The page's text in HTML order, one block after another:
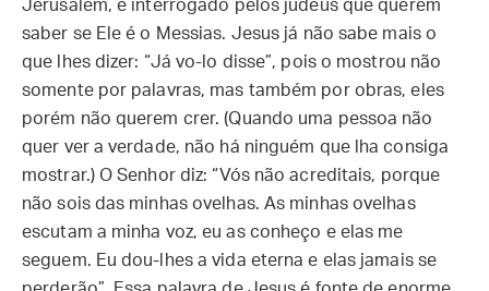
Jerusalém, é interrogado pelos judeus que querem
saber se Ele é o Messias. Jesus já não sabe mais o
que lhes dizer: “Já vo-lo disse”, pois o mostrou não
somente por palavras, mas também por obras, eles
porém não querem crer. (Quando uma pessoa não
quer ver a verdade, não há ninguém que lha consiga
mostrar.) O Senhor diz: “Vós não acreditais, porque
não sois das minhas ovelhas. As minhas ovelhas
escutam a minha voz, eu as conheço e elas me
seguem. Eu dou-lhes a vida eterna e elas jamais se